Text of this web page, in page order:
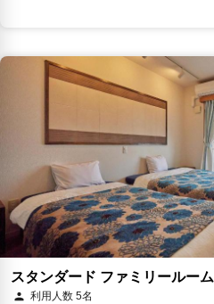
スタンダード ファミリールーム
利用人数 5名